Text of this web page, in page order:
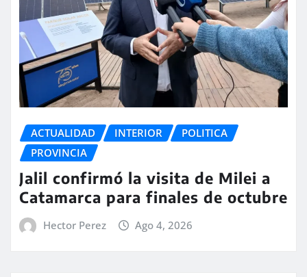
ACTUALIDAD INTERIOR
POLITICA
PROVINCIA
Jalil confirmó la visita de Milei a
Catamarca para finales de octubre
Hector Perez Ago 4, 2026